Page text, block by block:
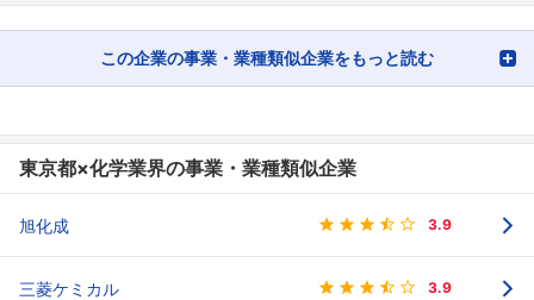
この企業の事業・業種類似企業をもっと読む
東京都×化学業界の事業・業種類似企業
旭化成 3.9
三菱ケミカル 3.9